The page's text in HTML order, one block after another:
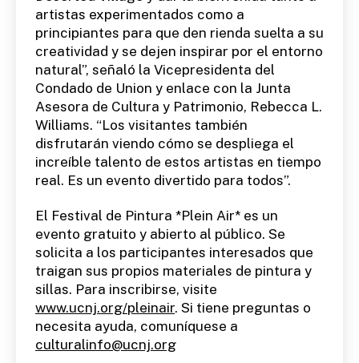
artistas experimentados como a
principiantes para que den rienda suelta a su
creatividad y se dejen inspirar por el entorno
natural”, señaló la Vicepresidenta del
Condado de Union y enlace con la Junta
Asesora de Cultura y Patrimonio, Rebecca L.
Williams. “Los visitantes también
disfrutarán viendo cómo se despliega el
increíble talento de estos artistas en tiempo
real. Es un evento divertido para todos”.
El Festival de Pintura *Plein Air* es un
evento gratuito y abierto al público. Se
solicita a los participantes interesados ​​que
traigan sus propios materiales de pintura y
sillas. Para inscribirse, visite
www.ucnj.org/pleinair. Si tiene preguntas o
necesita ayuda, comuníquese a
culturalinfo@ucnj.org